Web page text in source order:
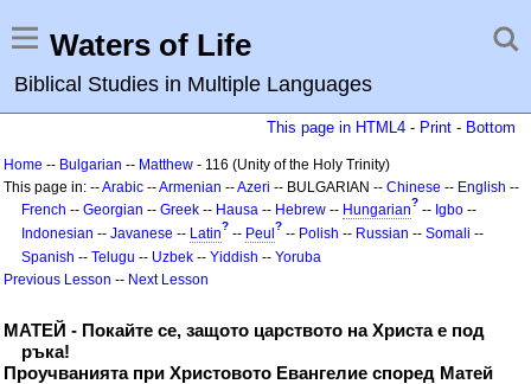
Waters of Life
Biblical Studies in Multiple Languages
This page in HTML4 - Print - Bottom
Home -- Bulgarian -- Matthew - 116 (Unity of the Holy Trinity)
This page in: --Arabic --Armenian --Azeri -- BULGARIAN -- Chinese -- English --
French -- Georgian -- Greek -- Hausa -- Hebrew -- Hungarian? -- Igbo --
Indonesian -- Javanese -- Latin? -- Peul ? -- Polish -- Russian -- Somali --
Spanish -- Telugu -- Uzbek -- Yiddish -- Yoruba
Previous Lesson -- Next Lesson
МАТЕЙ - Покайте се, защото царството на Христа е под
ръка!
Проучванията при Христовото Евангелие според Матей